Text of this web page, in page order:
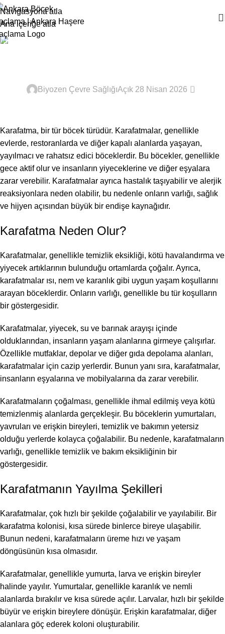
Navigasyona atla
Ana içeriğe atla
Ana Sayfa
Biyozen Çevre SağlığıAçık 28 Nisan 2026 0
Karafatma, bir tür böcek türüdür. Karafatmalar, genellikle
evlerde, restoranlarda ve diğer kapalı alanlarda yaşayan,
yayılmacı ve rahatsız edici böceklerdir. Bu böcekler, genellikle
gece aktif olur ve insanların yiyeceklerine ve diğer eşyalara
zarar verebilir. Karafatmalar ayrıca hastalık taşıyabilir ve alerjik
reaksiyonlara neden olabilir, bu nedenle onların varlığı, sağlık
ve hijyen açısından büyük bir endişe kaynağıdır.
Karafatma Neden Olur?
Karafatmalar, genellikle temizlik eksikliği, kötü havalandırma ve
yiyecek artıklarının bulunduğu ortamlarda çoğalır. Ayrıca,
karafatmalar ısı, nem ve karanlık gibi uygun yaşam koşullarını
arayan böceklerdir. Onların varlığı, genellikle bu tür koşulların
bir göstergesidir.
Karafatmalar, yiyecek, su ve barınak arayışı içinde
olduklarından, insanların yaşam alanlarına girmeye çalışırlar.
Özellikle mutfaklar, depolar ve diğer gıda depolama alanları,
karafatmalar için cazip yerlerdir. Bunun yanı sıra, karafatmalar,
insanların eşyalarına ve mobilyalarına da zarar verebilir.
Karafatmaların çoğalması, genellikle ihmal edilmiş veya kötü
temizlenmiş alanlarda gerçekleşir. Bu böceklerin yumurtaları,
yavruları ve erişkin bireyleri, temizlik ve bakımın yetersiz
olduğu yerlerde kolayca çoğalabilir. Bu nedenle, karafatmaların
varlığı, genellikle temizlik ve bakım eksikliğinin bir
göstergesidir.
Karafatmanın Yayılma Şekilleri
Karafatmalar, çok hızlı bir şekilde çoğalabilir ve yayılabilir. Bir
karafatma kolonisi, kısa sürede binlerce bireye ulaşabilir.
Bunun nedeni, karafatmaların üreme hızı ve yaşam
döngüsünün kısa olmasıdır.
Karafatmalar, genellikle yumurta, larva ve erişkin bireyler
halinde yayılır. Yumurtalar, genellikle karanlık ve nemli
alanlarda bırakılır ve kısa sürede açılır. Larvalar, hızlı bir şekilde
büyür ve erişkin bireylere dönüşür. Erişkin karafatmalar, diğer
alanlara göç ederek koloni oluşturabilir.